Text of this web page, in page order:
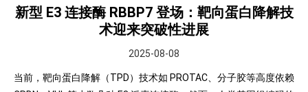
新型 E3 连接酶 RBBP7 登场：靶向蛋白降解技
术迎来突破性进展
2025-08-08
当前，靶向蛋白降解（TPD）技术如 PROTAC、分子胶等高度依赖